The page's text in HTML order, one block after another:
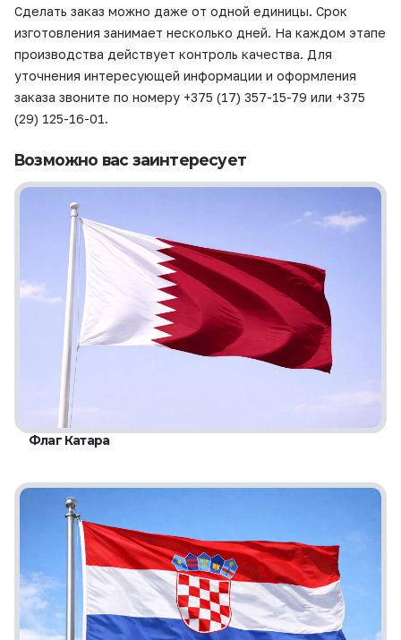
Сделать заказ можно даже от одной единицы. Срок
изготовления занимает несколько дней. На каждом этапе
производства действует контроль качества. Для
уточнения интересующей информации и оформления
заказа звоните по номеру +375 (17) 357-15-79 или +375
(29) 125-16-01.
Возможно вас заинтересует
Флаг Катара